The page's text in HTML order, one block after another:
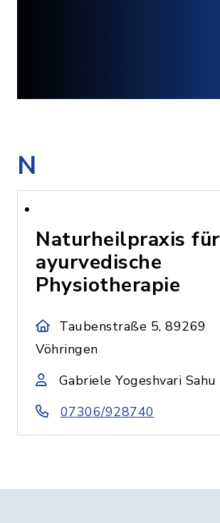
N
Naturheilpraxis für
ayurvedische
Physiotherapie
Taubenstraße 5, 89269
Vöhringen
Gabriele Yogeshvari Sahu
07306/928740